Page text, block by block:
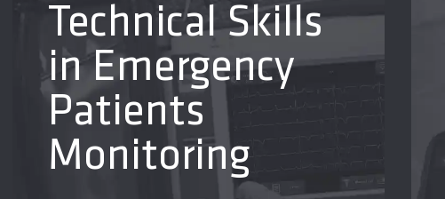
Technical Skills
in Emergency
Patients
Monitoring